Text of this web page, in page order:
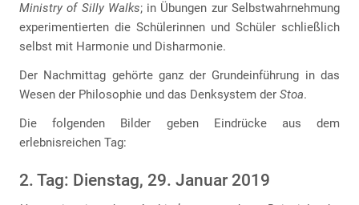
Ministry of Silly Walks; in Übungen zur Selbstwahrnehmung
experimentierten die Schülerinnen und Schüler schließlich
selbst mit Harmonie und Disharmonie.
Der Nachmittag gehörte ganz der Grundeinführung in das
Wesen der Philosophie und das Denksystem der Stoa.
Die folgenden Bilder geben Eindrücke aus dem
erlebnisreichen Tag:
2. Tag: Dienstag, 29. Januar 2019